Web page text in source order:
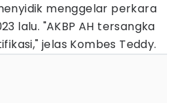
menggelar perkara
lalu. "AKBP AH tersangka
jelas Kombes Teddy.